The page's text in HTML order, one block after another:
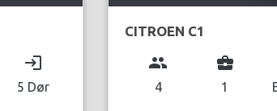
login
5 Dør
CITROEN C1
group
4
business_center
1